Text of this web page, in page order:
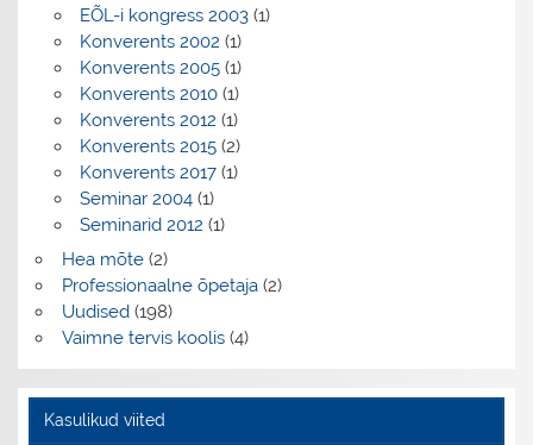
EÕL-i kongress 2003(1)
Konverents 2002 (1)
Konverents 2005(1)
Konverents 2010(1)
Konverents 2012 (1)
Konverents 2015(2)
Konverents 2017(1)
Seminar 2004(1)
Seminarid 2012 (1)
Hea mõte(2)
Professionaalne õpetaja(2)
Uudised(198)
Vaimne tervis koolis(4)
Kasulikud viited